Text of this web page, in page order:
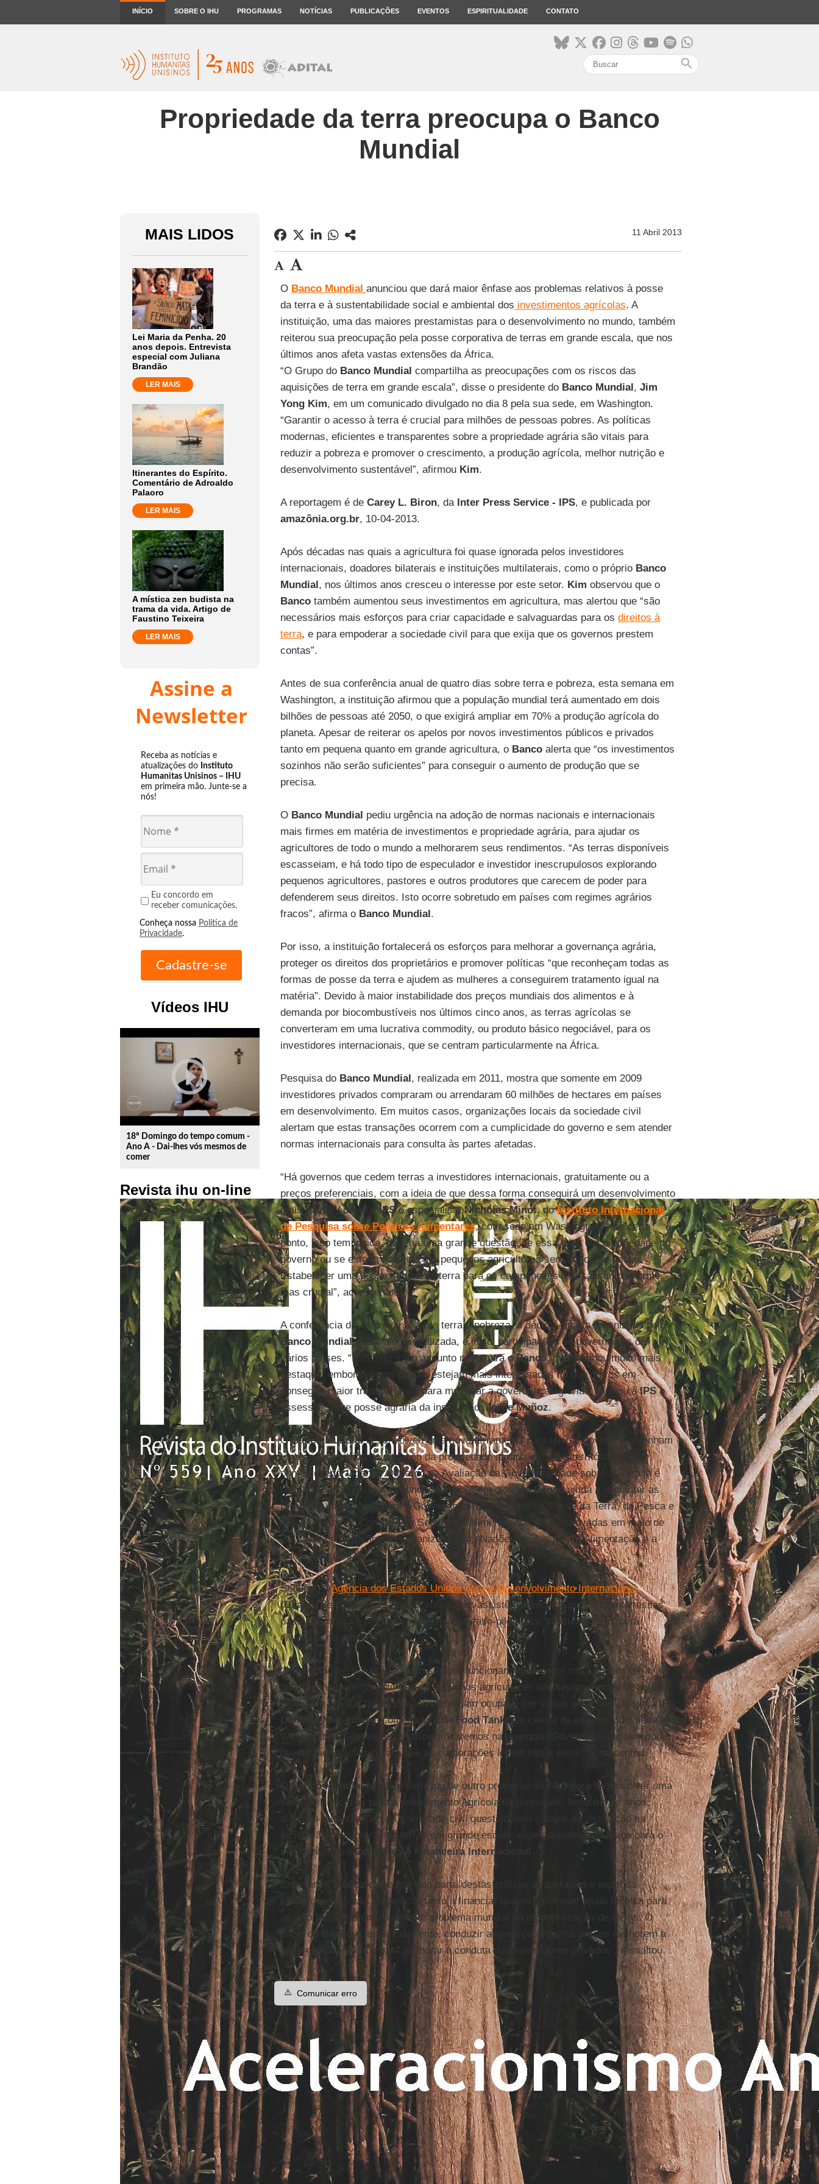
INÍCIO SOBRE O IHU PROGRAMAS NOTÍCIAS PUBLICAÇÕES EVENTOS ESPIRITUALIDADE CONTATO
search
Propriedade da terra preocupa o Banco
Mundial
MAIS LIDOS
Lei Maria da Penha. 20
anos depois. Entrevista
especial com Juliana
Brandão
LER MAIS
Itinerantes do Espírito.
Comentário de Adroaldo
Palaoro
LER MAIS
A mística zen budista na
trama da vida. Artigo de
Faustino Teixeira
LER MAIS
Assine a
Newsletter
Receba as notícias e
atualizações do Instituto
Humanitas Unisinos – IHU
em primeira mão. Junte-se a
nós!
Eu concordo em
receber comunicações.
Conheça nossa Política de
Privacidade.
Vídeos IHU
play_circle_outline
18º Domingo do tempo comum -
Ano A - Dai-lhes vós mesmos de
comer
Revista ihu on-line
11 Abril 2013
O Banco Mundial anunciou que dará maior ênfase aos problemas relativos à posse
da terra e à sustentabilidade social e ambiental dos investimentos agrícolas. A
instituição, uma das maiores prestamistas para o desenvolvimento no mundo, também
reiterou sua preocupação pela posse corporativa de terras em grande escala, que nos
últimos anos afeta vastas extensões da África.
“O Grupo do Banco Mundial compartilha as preocupações com os riscos das
aquisições de terra em grande escala”, disse o presidente do Banco Mundial, Jim
Yong Kim, em um comunicado divulgado no dia 8 pela sua sede, em Washington.
“Garantir o acesso à terra é crucial para milhões de pessoas pobres. As políticas
modernas, eficientes e transparentes sobre a propriedade agrária são vitais para
reduzir a pobreza e promover o crescimento, a produção agrícola, melhor nutrição e
desenvolvimento sustentável”, afirmouKim.
A reportagem é de Carey L. Biron, da Inter Press Service - IPS, e publicada por
amazônia.org.br, 10-04-2013.
Após décadas nas quais a agricultura foi quase ignorada pelos investidores
internacionais, doadores bilaterais e instituições multilaterais, como o próprio Banco
Mundial, nos últimos anos cresceu o interesse por este setor. Kim observou que o
Bancotambém aumentou seus investimentos em agricultura, mas alertou que “são
necessários mais esforços para criar capacidade e salvaguardas para os direitos à
terra, e para empoderar a sociedade civil para que exija que os governos prestem
contas”.
Antes de sua conferência anual de quatro dias sobre terra e pobreza, esta semana em
Washington, a instituição afirmou que a população mundial terá aumentado em dois
bilhões de pessoas até 2050, o que exigirá ampliar em 70% a produção agrícola do
planeta. Apesar de reiterar os apelos por novos investimentos públicos e privados
tanto em pequena quanto em grande agricultura, o Bancoalerta que “os investimentos
sozinhos não serão suficientes” para conseguir o aumento de produção que se
precisa.
O Banco Mundial pediu urgência na adoção de normas nacionais e internacionais
mais firmes em matéria de investimentos e propriedade agrária, para ajudar os
agricultores de todo o mundo a melhorarem seus rendimentos. “As terras disponíveis
escasseiam, e há todo tipo de especulador e investidor inescrupulosos explorando
pequenos agricultores, pastores e outros produtores que carecem de poder para
defenderem seus direitos. Isto ocorre sobretudo em países com regimes agrários
fracos”, afirma o Banco Mundial.
Por isso, a instituição fortalecerá os esforços para melhorar a governança agrária,
proteger os direitos dos proprietários e promover políticas “que reconheçam todas as
formas de posse da terra e ajudem as mulheres a conseguirem tratamento igual na
matéria”. Devido à maior instabilidade dos preços mundiais dos alimentos e à
demanda por biocombustíveis nos últimos cinco anos, as terras agrícolas se
converteram em uma lucrativa commodity, ou produto básico negociável, para os
investidores internacionais, que se centram particularmente na África.
Pesquisa do Banco Mundial, realizada em 2011, mostra que somente em 2009
investidores privados compraram ou arrendaram 60 milhões de hectares em países
em desenvolvimento. Em muitos casos, organizações locais da sociedade civil
alertam que estas transações ocorrem com a cumplicidade do governo e sem atender
normas internacionais para consulta às partes afetadas.
“Há governos que cedem terras a investidores internacionais, gratuitamente ou a
preços preferenciais, com a ideia de que dessa forma conseguirá um desenvolvimento
mais rápido”, disse àIPSo especialistaNicholas Minot, doInstituto Internacional
de Pesquisa sobre Políticas Alimentares, com sede em Washington. “Até certo
ponto, isso tem lógica, mas há uma grande questão: se essa terra era propriedade do
governo ou se estava ocupada por pequenos agricultores sem títulos de posse.
Estabelecer uma posse segura da terra para os camponeses é um assunto enorme,
mas crucial”, acrescentou.
A conferência desta semana sobre terra e pobreza, a décima-quarta organizada pelo
Banco Mundial, é a maior já realizada, e inclui participações de governantes de
vários países. “Este não é um assunto novo para oBanco, mas ganhou muito mais
destaque, embora alguns países estejam mais interessados do que outros em
conseguir maior transparência para melhorar a governança agrária”, afirmou àIPSo
assessor sobre posse agrária da instituição,Jorge Muñoz.
OBanco Mundialdesenvolveu uma nova ferramenta para que os governos obtenham
uma análise rápida da situação da propriedade agrária em seus territórios e do
contexto legal vigente. O Marco de Avaliação da Governabilidade sobre a Terra já é
utilizado por 33 países, segundoMuñoz. Além disso, oBancoajuda a implantar as
Diretrizes Voluntárias para a Governança Responsável da Posse da Terra, da Pesca e
das Florestas no Contexto da Segurança Alimentar Nacional, aprovadas em maio de
2012 sob os auspícios da Organização das Nações Unidas para a Alimentação e a
Agricultura(FAO).
Segundo aAgência dos Estados Unidos para o Desenvolvimento Internacional
(Usaid) , pelo menos 22 países solicitaram assistência técnica para implantar essas
pautas. Embora o projeto ainda esteja em fase-piloto, um “rascunho zero” será
divulgado no próximo mês.
“As regulações voluntárias nem sempre funcionam, mas neste caso podem ser a
única maneira de garantir que os pequenos agricultores não sejam vítimas de abusos
e possam possuir terras que talvez tenham ocupado por várias gerações”, disse àIPS
Danielle Nierenberg, cofundadora da Food Tank, um centro de estudos com sede em
Washington. “Sem estas diretrizes, ficaremos na anarquia. Governos e consumidores
devem ter a iniciativa para que as corporações levem isto a sério”, acrescentou.
OBanco Mundialtambém participa de outro processo da FAO
para desenvolver uma
série de Princípios para o Investimento Agrícola Responsável. Nos últimos anos,
algumas organizações da sociedade civil questionaram o papel da instituição na
facilitação de compras de terras em grande escala, especialmente seu braço para o
setor privado, a Corporação Financeira Internacional
Entretanto, Muñoz disse que boa parte destas críticas exageraram o papel da
instituição, que não se dedicou tanto a financiar quanto a oferecer ajuda técnica para
as reformas. “Há um importante problema mundial na monopolização de terras. O
papel do
Banco é, essencialmente, conduzir a ajuda para que os países melhorem a
governança agrária e para melhorar a conduta dos investidores privados”, ressaltou.
⚠️ Comunicar erro